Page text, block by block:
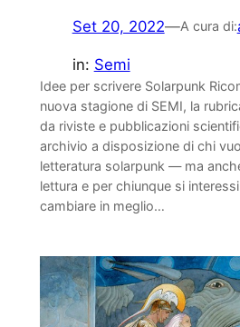
Set 20, 2022—A cura di:
in: Semi
Idee per scrivere Solarpunk
nuova stagione di SEMI, la
da riviste e pubblicazioni
archivio a disposizione di chi
letteratura solarpunk — ma
lettura e per chiunque si
cambiare in meglio…